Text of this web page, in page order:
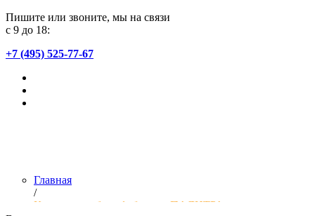
Пишите или звоните, мы на связи
с 9 до 18:
+7 (495) 525-77-67
Главная
/
Коллекции обоев фабрики «ПАЛИТРА»